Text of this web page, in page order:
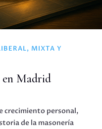
MIXTA Y
en Madrid
crecimiento personal,
de la masonería